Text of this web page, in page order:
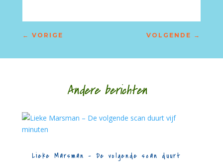
← VORIGE VOLGENDE →
Andere berichten
Lieke Marsman – De volgende scan duurt